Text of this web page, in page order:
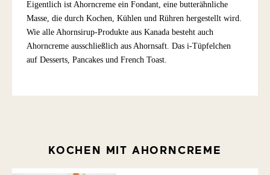
Eigentlich ist Ahorncreme ein Fondant, eine butterähnliche
Masse, die durch Kochen, Kühlen und Rühren hergestellt wird.
Wie alle Ahornsirup-Produkte aus Kanada besteht auch
Ahorncreme ausschließlich aus Ahornsaft. Das i-Tüpfelchen
auf Desserts, Pancakes und French Toast.
KOCHEN MIT AHORNCREME